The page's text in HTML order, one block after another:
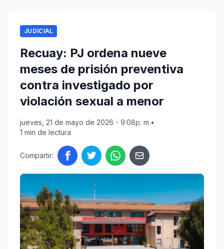
JUDICIAL
Recuay: PJ ordena nueve
meses de prisión preventiva
contra investigado por
violación sexual a menor
jueves, 21 de mayo de 2026 - 9:08p. m.•
1 min de lectura
Compartir: